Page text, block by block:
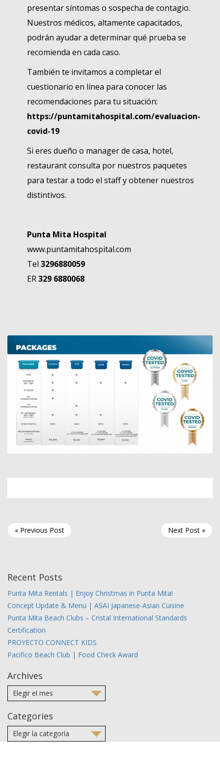
presentar síntomas o sospecha de contagio.
Nuestros médicos, altamente capacitados,
podrán ayudar a determinar qué prueba se
recomienda en cada caso.
También te invitamos a completar el
cuestionario en línea para conocer las
recomendaciones para tu situación:
https://puntamitahospital.com/evaluacion-
covid-19
Si eres dueño o manager de casa, hotel,
restaurant consulta por nuestros paquetes
para testar a todo el staff y obtener nuestros
distintivos.
Punta Mita Hospital
www.puntamitahospital.com
Tel 3296880059
ER329 6880068
« Previous Post Next Post »
Recent Posts
Punta Mita Rentals | Enjoy Christmas in Punta Mita!
Concept Update & Menu | ASAI Japanese-Asian Cuisine
Punta Mita Beach Clubs – Cristal International Standards
Certification
PROYECTO CONNECT KIDS
Pacifico Beach Club | Food Check Award
Archives
Categories